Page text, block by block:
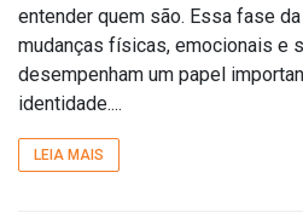
entender quem são. Essa fase
mudanças físicas, emocionais e
desempenham um papel
identidade....
LEIA MAIS